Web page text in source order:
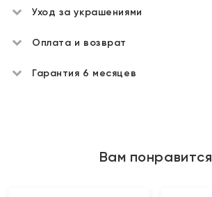
Уход за украшениями
Оплата и возврат
Гарантия 6 месяцев
Вам понравится